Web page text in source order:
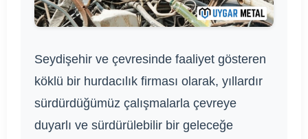
Seydişehir ve çevresinde faaliyet gösteren
köklü bir hurdacılık firması olarak, yıllardır
sürdürdüğümüz çalışmalarla çevreye
duyarlı ve sürdürülebilir bir geleceğe